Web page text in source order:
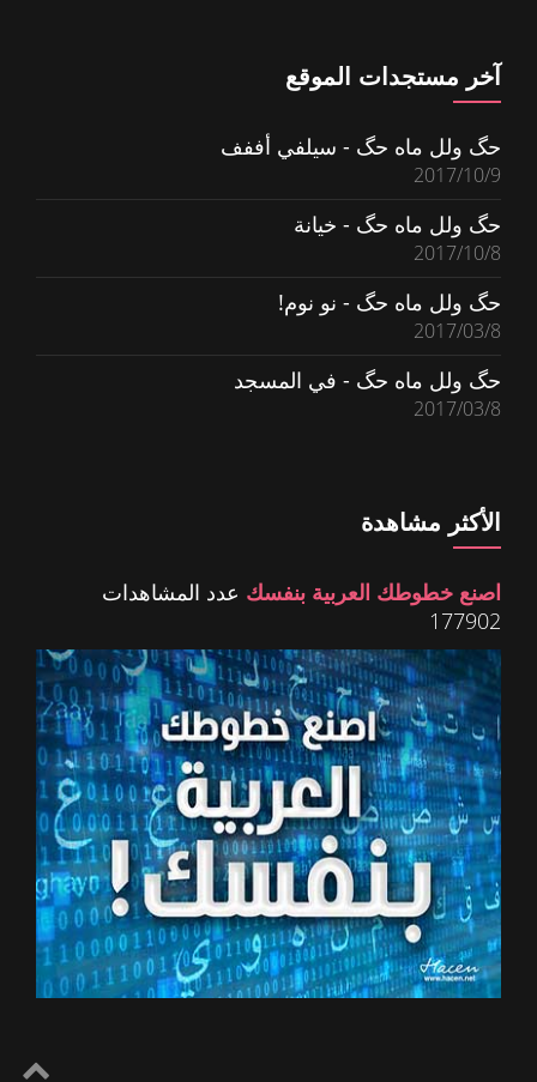
آخر مستجدات الموقع
حگ ولل ماه حگ - سيلفي أففف
2017/10/9
حگ ولل ماه حگ - خيانة
2017/10/8
حگ ولل ماه حگ - نو نوم!
2017/03/8
حگ ولل ماه حگ - في المسجد
2017/03/8
الأكثر مشاهدة
اصنع خطوطك العربية بنفسك عدد المشاهدات
177902